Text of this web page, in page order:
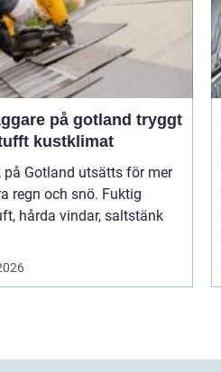
på gotland tryggt
kustklimat
på Gotland utsätts för mer
regn och snö. Fuktig
hårda vindar, saltstänk